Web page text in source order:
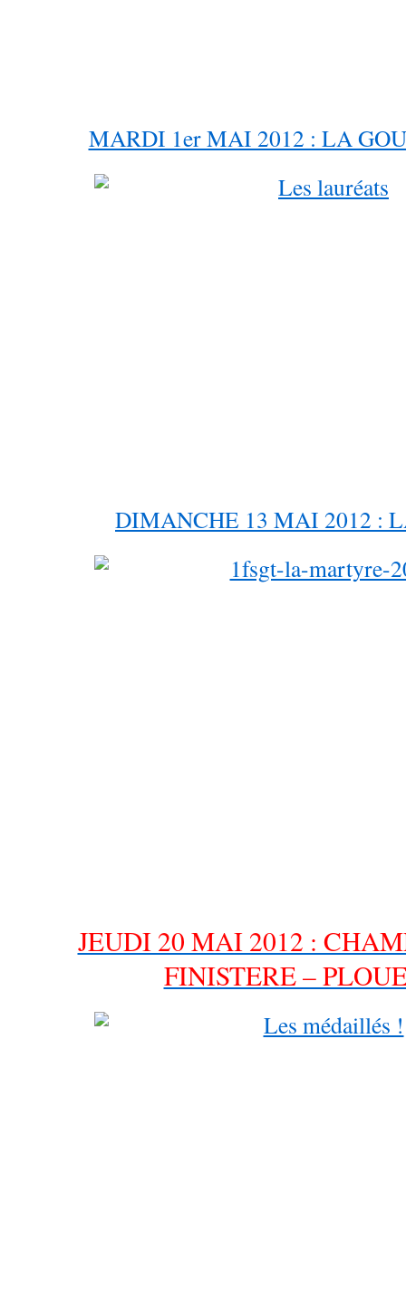
MARDI 1er MAI 2012 : LA
DIMANCHE 13 MAI 2012 :
JEUDI 20 MAI 2012 :
FINISTERE –